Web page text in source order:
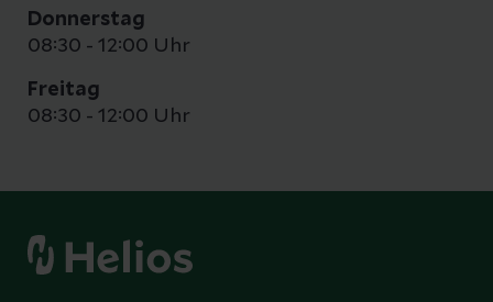
Donnerstag
08:30 - 12:00 Uhr
Freitag
08:30 - 12:00 Uhr